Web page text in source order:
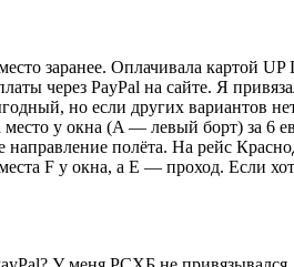
заранее. Оплачивала картой
через PayPal на сайте. Я
но если других вариантов
у окна (A — левый борт) за 6
полёта. На рейс
F у окна, а E — проход. Если